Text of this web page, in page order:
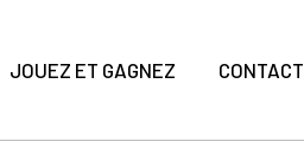
JOUEZ ET GAGNEZ CONTACT